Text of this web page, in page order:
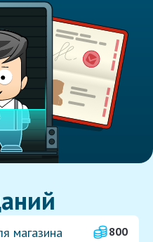
магазина
800